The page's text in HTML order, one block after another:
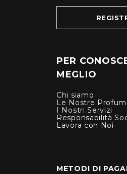
PER
MEGLIO
Chi siamo
Le Nostre
I Nostri Servizi
Responsabilità
Lavora con Noi
METODI DI